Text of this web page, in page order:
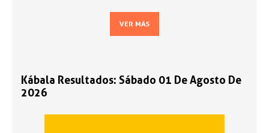
VER MÁS
Kábala Resultados: Sábado 01 De Agosto De
2026